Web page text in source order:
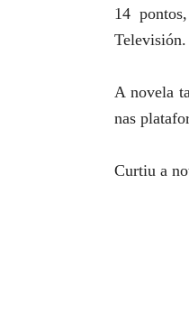
14
Televisión.
A novela
nas
Curtiu a